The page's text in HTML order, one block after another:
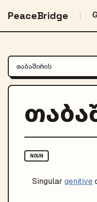
PeaceBridge
NOUN
Singular genitive